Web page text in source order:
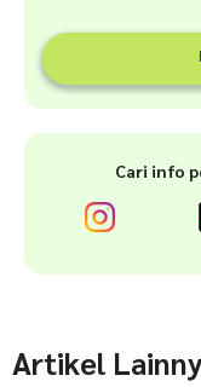
Cari info
Artikel